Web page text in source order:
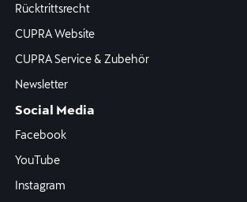
Rücktrittsrecht
CUPRA Website
CUPRA Service & Zubehör
Newsletter
Social Media
Facebook
YouTube
Instagram